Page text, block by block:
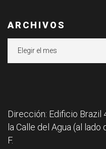
ARCHIVOS
Dirección: Edificio Brazil
la Calle del Agua (al
F.